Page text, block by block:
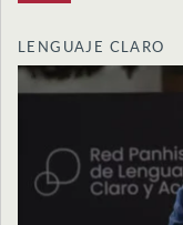
LENGUAJE CLARO